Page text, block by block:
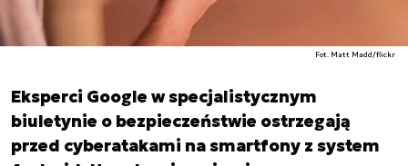
Fot. Matt Madd/flickr
Eksperci Google w specjalistycznym
biuletynie o bezpieczeństwie ostrzegają
przed cyberatakami na smartfony z system